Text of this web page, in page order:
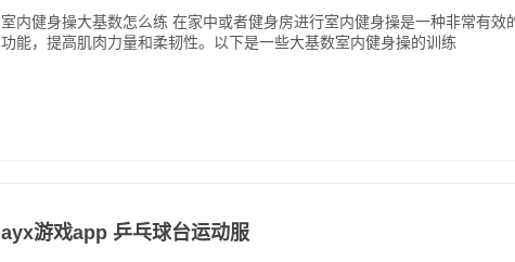
室内健身操大基数怎么练 在家中或者健身房进行室内健身操是一种非常有效
功能，提高肌肉力量和柔韧性。以下是一些大基数室内健身操的训练
ayx游戏app 乒乓球台运动服